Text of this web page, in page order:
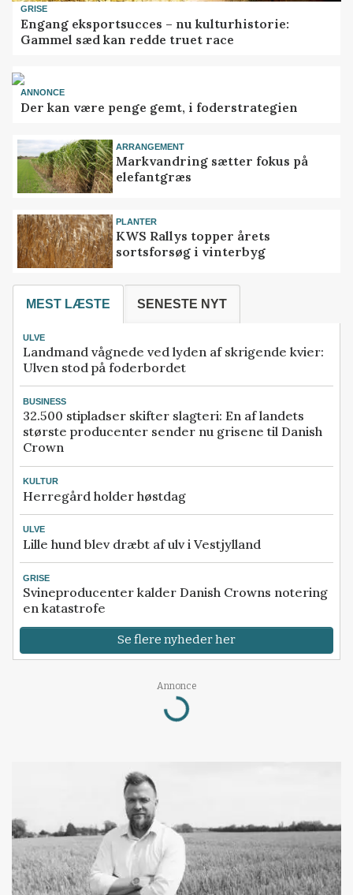
GRISE
Engang eksportsucces – nu kulturhistorie:
Gammel sæd kan redde truet race
ANNONCE
Der kan være penge gemt, i foderstrategien
ARRANGEMENT
Markvandring sætter fokus på
elefantgræs
PLANTER
KWS Rallys topper årets
sortsforsøg i vinterbyg
MEST LÆSTE SENESTE NYT
ULVE
Landmand vågnede ved lyden af skrigende kvier:
Ulven stod på foderbordet
BUSINESS
32.500 stipladser skifter slagteri: En af landets
største producenter sender nu grisene til Danish
Crown
KULTUR
Herregård holder høstdag
ULVE
Lille hund blev dræbt af ulv i Vestjylland
GRISE
Svineproducenter kalder Danish Crowns notering
en katastrofe
Se flere nyheder her
Annonce
Loading...